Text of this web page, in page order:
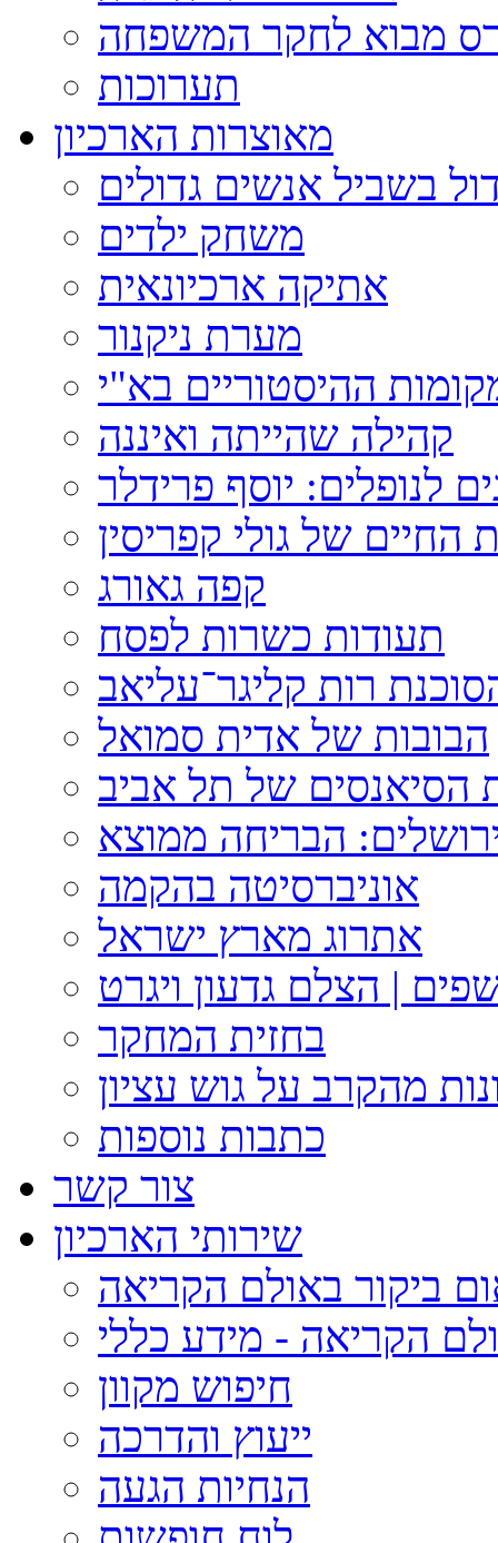
מבוא לחקר המשפחה
תערוכות
מאוצרות הארכיון
בשביל אנשים גדולים
משחק ילדים
אתיקה ארכיונאית
מערת ניקנור
ההיסטוריים בא"י
קהילה שהייתה ואיננה
לנופלים: יוסף פרידלר
החיים של גולי קפריסין
קפה גאורג
תעודות כשרות לפסח
רות קליגר־עליאב
הבובות של אדית סמואל
של תל אביב
הבריחה ממוצא
אוניברסיטה בהקמה
אתרוג מארץ ישראל
| הצלם גדעון ויגרט
בחזית המחקר
מהקרב על גוש עציון
כתבות נוספות
צור קשר
שירותי הארכיון
ביקור באולם הקריאה
הקריאה - מידע כללי
חיפוש מקוון
ייעוץ והדרכה
הנחיות הגעה